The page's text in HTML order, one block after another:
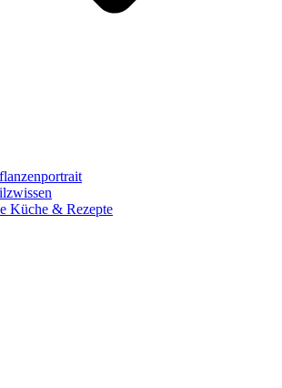
Küche & Rezepte